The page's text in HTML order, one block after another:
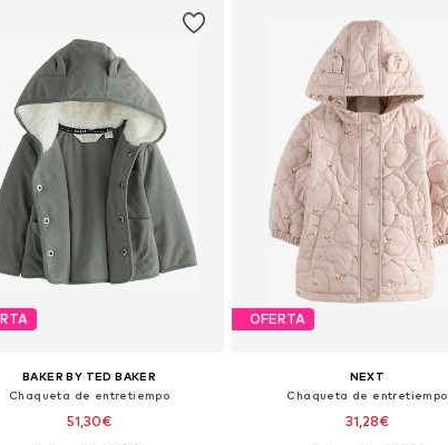
BAKER BY TED BAKER
Chaqueta de entretiempo
51,30€
OFERTA
NEXT
Chaqueta de entretiempo
31,28€